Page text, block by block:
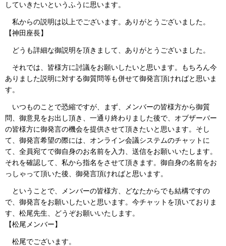
していきたいというふうに思います。
私からの説明は以上でございます。ありがとうございました。
【神田座長】
どうも詳細な御説明を頂きまして、ありがとうございました。
それでは、皆様方に討議をお願いしたいと思います。もちろん今
ありました説明に対する御質問等も併せて御発言頂ければと思いま
す。
いつものことで恐縮ですが、まず、メンバーの皆様方から御質
問、御意見をお出し頂き、一通り終わりました後で、オブザーバー
の皆様方に御発言の機会を提供させて頂きたいと思います。そし
て、御発言希望の際には、オンライン会議システムのチャットに
て、全員宛てで御自身のお名前を入力、送信をお願いいたします。
それを確認して、私から指名をさせて頂きます。御自身の名前をお
っしゃって頂いた後、御発言頂ければと思います。
ということで、メンバーの皆様方、どなたからでも結構ですの
で、御発言をお願いしたいと思います。今チャットを頂いておりま
す、松尾先生、どうぞお願いいたします。
【松尾メンバー】
松尾でございます。